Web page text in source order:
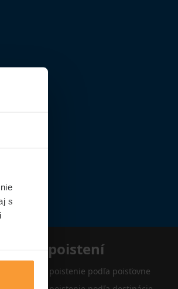
s
Typy poistení
Cestovné poistenie podľa poisťovne